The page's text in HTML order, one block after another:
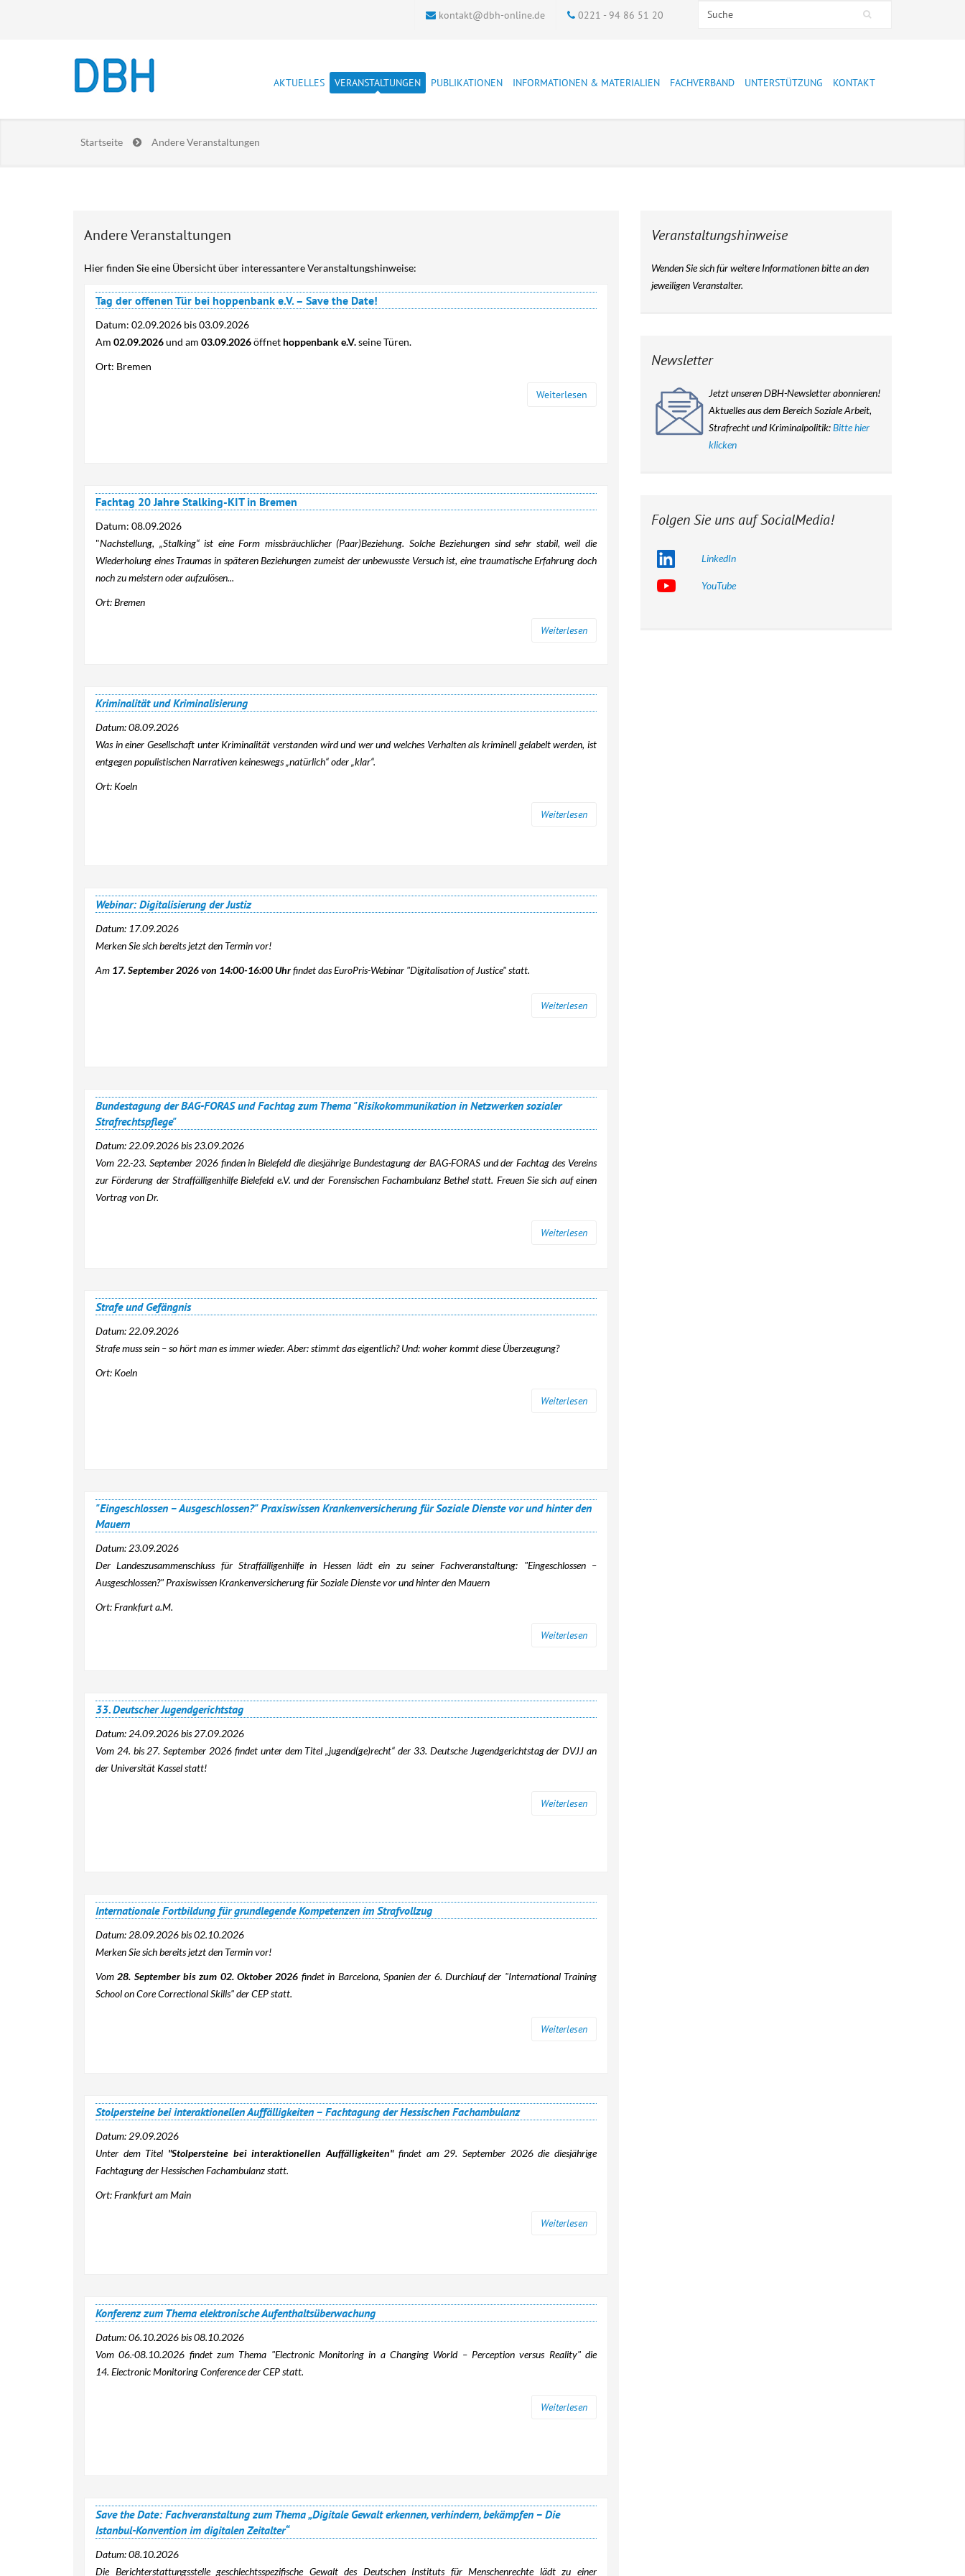
kontakt@dbh-online.de 0221 - 94 86 51 20 Suchformular
Search this site
AKTUELLES
Newsletter
VERANSTALTUNGEN
DBH-Veranstaltungen
PUBLIKATIONEN
DBH Materialien Archiv
INFORMATIONEN & MATERIALIEN
Adresslisten der
Deutschland
FACHVERBAND
Presse
Mitglieder
Jahresberichte
Fachverband
Über uns
UNTERSTÜTZUNG
Mitglied werden
KONTAKT
Startseite Andere Veranstaltungen
Andere Veranstaltungen
Hier finden Sie eine Übersicht über interessantere Veranstaltungshinweise:
Tag der offenen Tür bei hoppenbank e.V. – Save the Date!
Datum: 02.09.2026 bis03.09.2026
Am 02.09.2026und am 03.09.2026öffnet hoppenbank e.V.seine Türen.
Ort: Bremen
Weiterlesen
Fachtag 20 Jahre Stalking-KIT in Bremen
Datum: 08.09.2026
"Nachstellung, „Stalking“ ist eine Form missbräuchlicher (Paar)Beziehung. Solche Beziehungen sind sehr stabil, weil die
Wiederholung eines Traumas in späteren Beziehungen zumeist der unbewusste Versuch ist, eine traumatische Erfahrung doch
noch zu meistern oder aufzulösen...
Ort: Bremen
Weiterlesen
Kriminalität und Kriminalisierung
Datum:08.09.2026
Was in einer Gesellschaft unter Kriminalität verstanden wird und wer und welches Verhalten als kriminell gelabelt werden, ist
entgegen populistischen Narrativen keineswegs „natürlich“ oder „klar“.
Ort: Koeln
Weiterlesen
Webinar: Digitalisierung der Justiz
Datum: 17.09.2026
Merken Sie sich bereits jetzt den Termin vor!
Am 17. September 2026 von 14:00-16:00 Uhrfindet das EuroPris-Webinar "Digitalisation of Justice" statt.
Weiterlesen
Bundestagung der BAG-FORAS und Fachtag zum Thema "Risikokommunikation in Netzwerken sozialer
Strafrechtspflege"
Datum: 22.09.2026bis23.09.2026
Vom 22.-23. September 2026 finden in Bielefeld die diesjährige Bundestagung der BAG-FORAS und der Fachtag des Vereins
zur Förderung der Straffälligenhilfe Bielefeld e.V. und der Forensischen Fachambulanz Bethel statt. Freuen Sie sich auf einen
Vortrag von Dr.
Weiterlesen
Strafe und Gefängnis
Datum: 22.09.2026
Strafe muss sein – so hört man es immer wieder. Aber: stimmt das eigentlich? Und: woher kommt diese Überzeugung?
Ort: Koeln
Weiterlesen
"Eingeschlossen – Ausgeschlossen?" Praxiswissen Krankenversicherung für Soziale Dienste vor und hinter den
Mauern
Datum: 23.09.2026
Der Landeszusammenschluss für Straffälligenhilfe in Hessen lädt ein zu seiner Fachveranstaltung: "Eingeschlossen –
Ausgeschlossen?" Praxiswissen Krankenversicherung für Soziale Dienste vor und hinter den Mauern
Ort: Frankfurt a.M.
Weiterlesen
33. Deutscher Jugendgerichtstag
Datum: 24.09.2026bis27.09.2026
Vom 24. bis 27. September 2026 findet unter dem Titel „jugend(ge)recht“ der 33. Deutsche Jugendgerichtstag der DVJJ an
der Universität Kassel statt!
Weiterlesen
Internationale Fortbildung für grundlegende Kompetenzen im Strafvollzug
Datum: 28.09.2026bis02.10.2026
Merken Sie sich bereits jetzt den Termin vor!
Vom28. September bis zum 02. Oktober 2026 findet in Barcelona, Spanien der 6. Durchlauf der "International Training
School on Core Correctional Skills" der CEP statt.
Weiterlesen
Stolpersteine bei interaktionellen Auffälligkeiten – Fachtagung der Hessischen Fachambulanz
Datum: 29.09.2026
Unter dem Titel "Stolpersteine bei interaktionellen Auffälligkeiten"findet am 29. September 2026 die diesjährige
Fachtagung der Hessischen Fachambulanz statt.
Ort: Frankfurt am Main
Weiterlesen
Konferenz zum Thema elektronische Aufenthaltsüberwachung
Datum:06.10.2026bis08.10.2026
Vom 06.-08.10.2026 findet zum Thema "Electronic Monitoring in a Changing World – Perception versus Reality"die
14. Electronic Monitoring Conference der CEP statt.
Weiterlesen
Save the Date: Fachveranstaltung zum Thema „Digitale Gewalt erkennen, verhindern, bekämpfen – Die
Istanbul-Konvention im digitalen Zeitalter“
Datum:08.10.2026
Die Berichterstattungsstelle geschlechtsspezifische Gewalt des Deutschen Instituts für Menschenrechte lädt zu einer
Veranstaltungshinweise
Wenden Sie sich für weitere Informationen bitte an den
jeweiligen Veranstalter.
Newsletter
Jetzt unseren DBH-Newsletter abonnieren!
Aktuelles aus dem Bereich Soziale Arbeit,
Strafrecht und Kriminalpolitik:Bitte hier
klicken
Folgen Sie uns auf SocialMedia!
LinkedIn
YouTube